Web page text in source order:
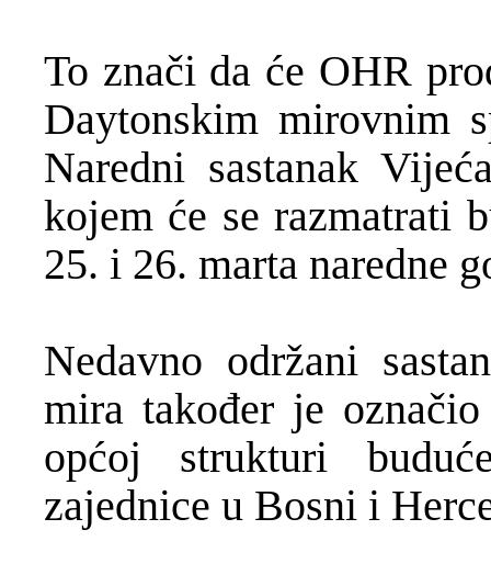
To znači da će OHR
Daytonskim mirovnim
Naredni sastanak
kojem će se razmatrati
25. i 26. marta naredne
Nedavno održani
mira također je
općoj strukturi
zajednice u Bosni i